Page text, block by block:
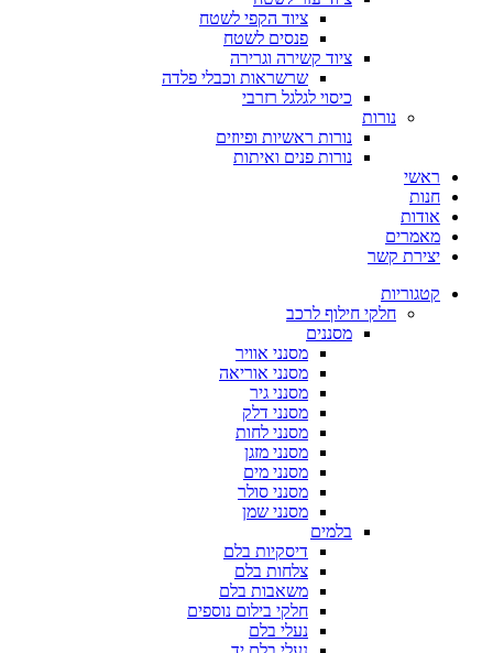
ציוד הקפי לשטח
פנסים לשטח
ציוד קשירה וגרירה
שרשראות וכבלי פלדה
כיסוי לגלגל רזרבי
נורות
נורות ראשיות ופיוזים
נורות פנים ואיתות
ראשי
חנות
אודות
מאמרים
יצירת קשר
קטגוריות
חלקי חילוף לרכב
מסננים
מסנני אוויר
מסנני אוריאה
מסנני גיר
מסנני דלק
מסנני לחות
מסנני מזגן
מסנני מים
מסנני סולר
מסנני שמן
בלמים
דיסקיות בלם
צלחות בלם
משאבות בלם
חלקי בילום נוספים
נעלי בלם